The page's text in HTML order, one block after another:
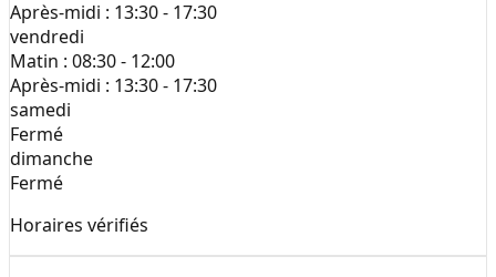
Après-midi : 13:30 - 17:30
vendredi
Matin : 08:30 - 12:00
Après-midi : 13:30 - 17:30
samedi
Fermé
dimanche
Fermé
Horaires vérifiés